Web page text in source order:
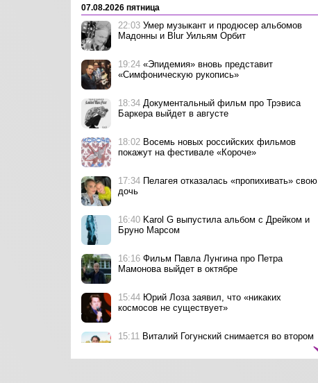
07.08.2026 пятница
22:03 Умер музыкант и продюсер альбомов
Мадонны и Blur Уильям Орбит
19:24 «Эпидемия» вновь представит
«Симфоническую рукопись»
18:34 Документальный фильм про Трэвиса
Баркера выйдет в августе
18:02 Восемь новых российских фильмов
покажут на фестивале «Короче»
17:34 Пелагея отказалась «пропихивать» свою
дочь
16:40 Karol G выпустила альбом с Дрейком и
Бруно Марсом
16:16 Фильм Павла Лунгина про Петра
Мамонова выйдет в октябре
15:44 Юрий Лоза заявил, что «никаких
космосов не существует»
15:11 Виталий Гогунский снимается во втором